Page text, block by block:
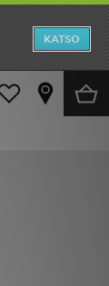
KATSO
Takit